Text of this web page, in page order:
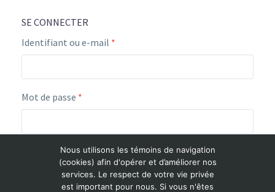
SE CONNECTER
Identifiant ou e-mail *
Mot de passe *
SE CONNECTER
Nous utilisons les témoins de navigation
(cookies) afin d'opérer et d’améliorer nos
services. Le respect de votre vie privée
est important pour nous. Si vous n'êtes